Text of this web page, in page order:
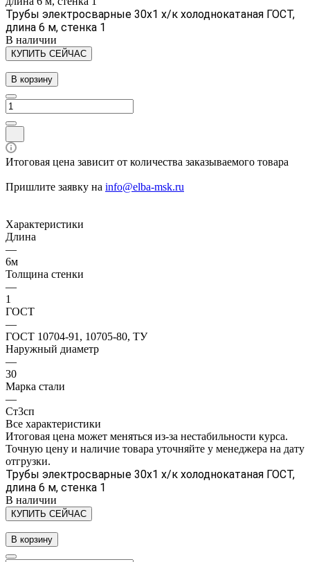
Трубы электросварные 30х1 х/к холоднокатаная ГОСТ,
длина 6 м, стенка 1
В наличии
КУПИТЬ СЕЙЧАС
В корзину
Итоговая цена зависит от количества заказываемого товара
Пришлите заявку на info@elba-msk.ru
Характеристики
Длина
—
6м
Толщина стенки
—
1
ГОСТ
—
ГОСТ 10704-91, 10705-80, ТУ
Наружный диаметр
—
30
Марка стали
—
Ст3сп
Все характеристики
Итоговая цена может меняться из-за нестабильности курса.
Точную цену и наличие товара уточняйте у менеджера на дату
отгрузки.
Трубы электросварные 30х1 х/к холоднокатаная ГОСТ,
длина 6 м, стенка 1
В наличии
КУПИТЬ СЕЙЧАС
В корзину